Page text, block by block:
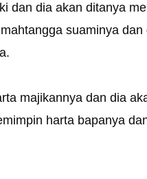
dan dia akan ditanya
suaminya
majikannya dan dia
harta bapanya